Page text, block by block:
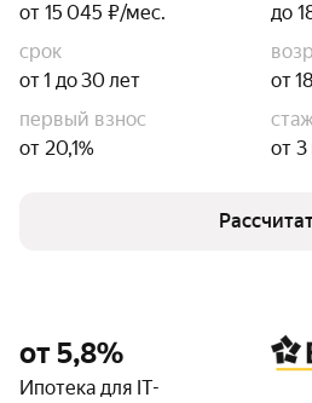
от 15 045 ₽/мес.
до
срок
от 1 до 30 лет
от
первый взнос
от 20,1%
от
от 5,8%
Ипотека для IT-